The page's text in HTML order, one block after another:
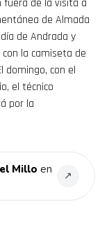
de Almada
de Andrada y
la camiseta de
domingo, con el
el técnico
por la
Millo en
↗